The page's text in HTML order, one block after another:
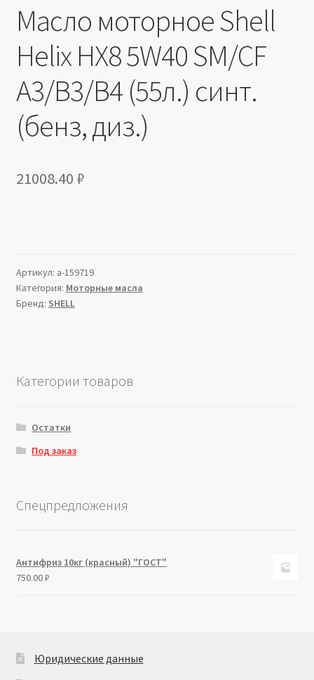
Масло моторное Shell
Helix HX8 5W40 SМ/CF
A3/B3/В4 (55л.) синт.
(бенз, диз.)
21008.40 ₽
Артикул: a-159719
Категория: Моторные масла
Бренд: SHELL
Категории товаров
Остатки
Под заказ
Спецпредложения
Антифриз 10кг (красный) "ГОСТ"
750.00₽
Юридические данные